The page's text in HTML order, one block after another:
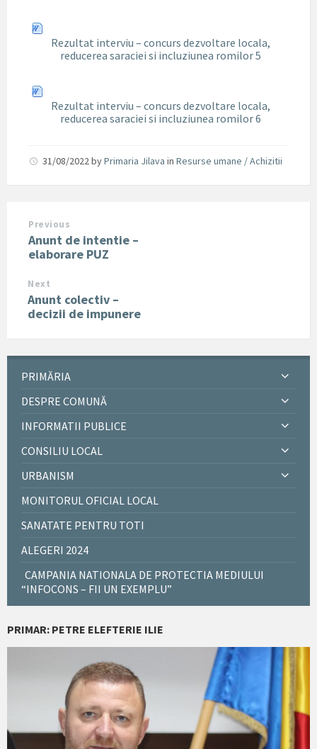
Rezultat interviu – concurs dezvoltare locala,
reducerea saraciei si incluziunea romilor 5
Rezultat interviu – concurs dezvoltare locala,
reducerea saraciei si incluziunea romilor 6
31/08/2022byPrimaria Jilava in Resurse umane / Achizitii
Previous
Anunt de intentie –
elaborare PUZ
Next
Anunt colectiv –
decizii de impunere
PRIMĂRIA
DESPRE COMUNĂ
INFORMATII PUBLICE
CONSILIU LOCAL
URBANISM
MONITORUL OFICIAL LOCAL
SANATATE PENTRU TOTI
ALEGERI 2024
CAMPANIA NATIONALA DE PROTECTIA MEDIULUI
“INFOCONS – FII UN EXEMPLU”
PRIMAR: PETRE ELEFTERIE ILIE